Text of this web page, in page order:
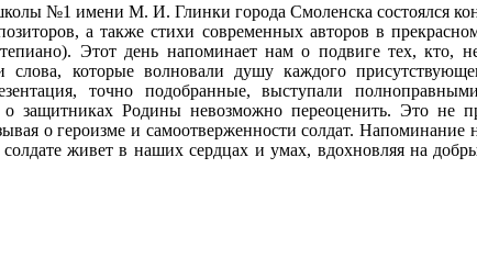
№1 имени М. И. Глинки города Смоленска состоялся
а также стихи современных авторов в
Этот день напоминает нам о подвиге тех,
которые волновали душу каждого
точно подобранные, выступали
защитниках Родины невозможно переоценить. Это не
о героизме и самоотверженности солдат.
живет в наших сердцах и умах, вдохновляя на